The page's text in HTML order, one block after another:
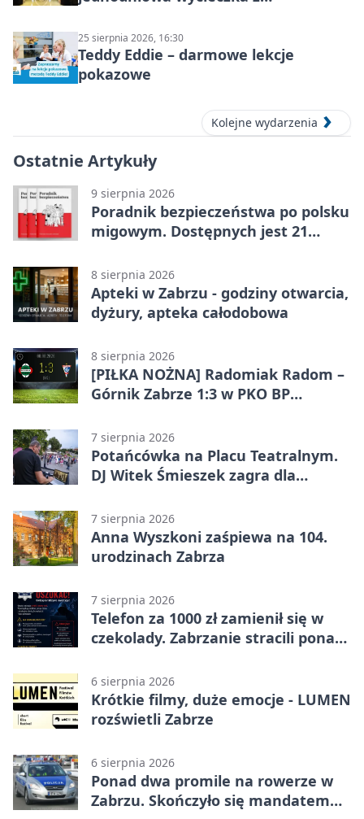
miasta
25 sierpnia 2026, 16:30
Teddy Eddie – darmowe lekcje
pokazowe
Kolejne wydarzenia
Ostatnie Artykuły
9 sierpnia 2026
Poradnik bezpieczeństwa po polsku
migowym. Dostępnych jest 21
8 sierpnia 2026
Apteki w Zabrzu - godziny otwarcia,
dyżury, apteka całodobowa
8 sierpnia 2026
[PIŁKA NOŻNA] Radomiak Radom –
Górnik Zabrze 1:3 w PKO BP
Federico dał zabrzanom zwycięstwo
7 sierpnia 2026
Potańcówka na Placu Teatralnym.
DJ Witek Śmieszek zagra dla
7 sierpnia 2026
Anna Wyszkoni zaśpiewa na 104.
urodzinach Zabrza
7 sierpnia 2026
Telefon za 1000 zł zamienił się w
czekolady. Zabrzanie stracili ponad
6 sierpnia 2026
Krótkie filmy, duże emocje - LUMEN
rozświetli Zabrze
6 sierpnia 2026
Ponad dwa promile na rowerze w
Zabrzu. Skończyło się mandatem